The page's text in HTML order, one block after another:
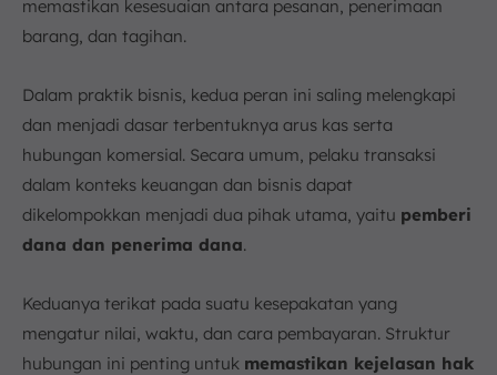
memastikan kesesuaian antara pesanan, penerimaan
barang, dan tagihan.
Dalam praktik bisnis, kedua peran ini saling melengkapi
dan menjadi dasar terbentuknya arus kas serta
hubungan komersial. Secara umum, pelaku transaksi
dalam konteks keuangan dan bisnis dapat
dikelompokkan menjadi dua pihak utama, yaitu pemberi
dana dan penerima dana.
Keduanya terikat pada suatu kesepakatan yang
mengatur nilai, waktu, dan cara pembayaran. Struktur
hubungan ini penting untuk memastikan kejelasan hak